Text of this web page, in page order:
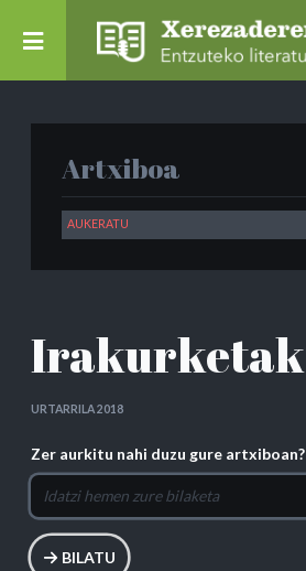
Artxiboa
Irakurketak
URTARRILA 2018
Zer aurkitu nahi duzu gure artxiboan?
BILATU